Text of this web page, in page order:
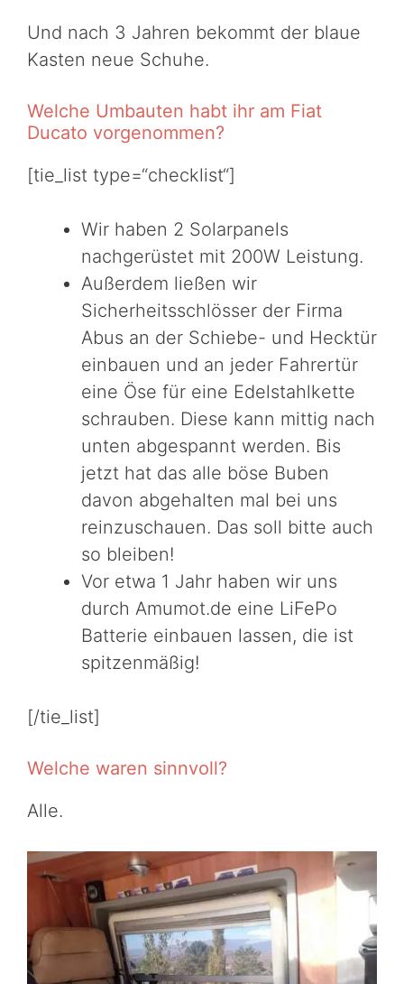
Und nach 3 Jahren bekommt der blaue
Kasten neue Schuhe.
Welche Umbauten habt ihr am Fiat
Ducato vorgenommen?
[tie_list type=“checklist“]
Wir haben 2 Solarpanels
nachgerüstet mit 200W Leistung.
Außerdem ließen wir
Sicherheitsschlösser der Firma
Abus an der Schiebe- und Hecktür
einbauen und an jeder Fahrertür
eine Öse für eine Edelstahlkette
schrauben. Diese kann mittig nach
unten abgespannt werden. Bis
jetzt hat das alle böse Buben
davon abgehalten mal bei uns
reinzuschauen. Das soll bitte auch
so bleiben!
Vor etwa 1 Jahr haben wir uns
durch Amumot.de eine LiFePo
Batterie einbauen lassen, die ist
spitzenmäßig!
[/tie_list]
Welche waren sinnvoll?
Alle.